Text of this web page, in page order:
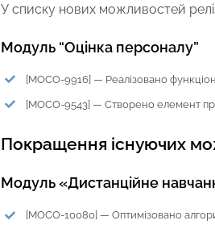
У списку нових можливостей
Модуль “Оцінка персоналу”
[MOCO-9916] — Реалізовано
[MOCO-9543] — Створено елемент
Покращення існуючих
Модуль «Дистанційне
[MOCO-10080] — Оптимізовано